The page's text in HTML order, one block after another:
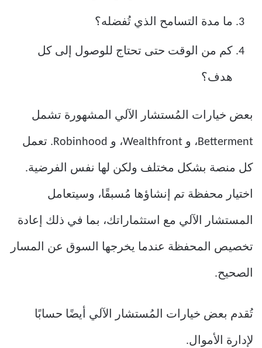
ما مدة التسامح الذي تُفضله؟
كم من الوقت حتى تحتاج للوصول إلى كل
هدف؟
بعض خيارات المُستشار الآلي المشهورة تشمل
Betterment، و Wealthfront، و Robinhood. تعمل
كل منصة بشكل مختلف ولكن لها نفس الفرضية.
اختيار محفظة تم إنشاؤها مُسبقًا، وسيتعامل
المستشار الآلي مع استثماراتك، بما في ذلك إعادة
تخصيص المحفظة عندما يخرجها السوق عن المسار
الصحيح.
تُقدم بعض خيارات المُستشار الآلي أيضًا حسابًا
لإدارة الأموال.